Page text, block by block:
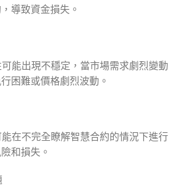
導致資金損失。
能出現不穩定，當市場需求劇烈變動
困難或價格劇烈波動。
在不完全瞭解智慧合約的情況下進行
和損失。